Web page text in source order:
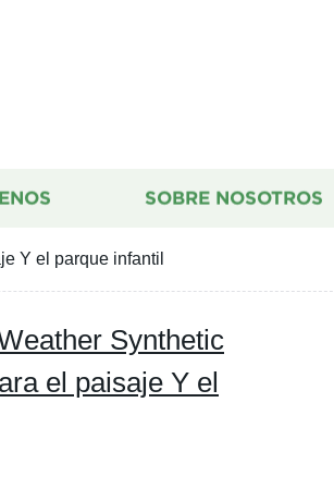
SOBRE NOSOTROS
Y el parque infantil
Synthetic
el paisaje Y el